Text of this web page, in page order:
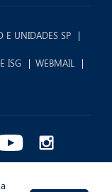
E UNIDADES SP
ISG WEBMAIL